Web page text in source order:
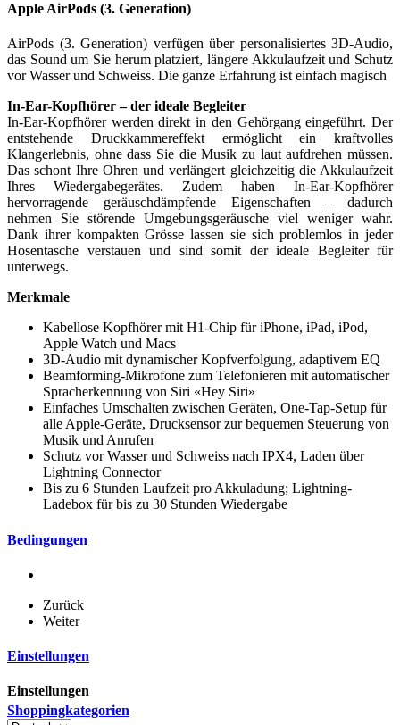
Apple AirPods (3. Generation)
AirPods (3. Generation) verfügen über personalisiertes 3D-Audio,
das Sound um Sie herum platziert, längere Akkulaufzeit und Schutz
vor Wasser und Schweiss. Die ganze Erfahrung ist einfach magisch
In-Ear-Kopfhörer – der ideale Begleiter
In-Ear-Kopfhörer werden direkt in den Gehörgang eingeführt. Der
entstehende Druckkammereffekt ermöglicht ein kraftvolles
Klangerlebnis, ohne dass Sie die Musik zu laut aufdrehen müssen.
Das schont Ihre Ohren und verlängert gleichzeitig die Akkulaufzeit
Ihres Wiedergabegerätes. Zudem haben In-Ear-Kopfhörer
hervorragende geräuschdämpfende Eigenschaften – dadurch
nehmen Sie störende Umgebungsgeräusche viel weniger wahr.
Dank ihrer kompakten Grösse lassen sie sich problemlos in jeder
Hosentasche verstauen und sind somit der ideale Begleiter für
unterwegs.
Merkmale
Kabellose Kopfhörer mit H1-Chip für iPhone, iPad, iPod,
Apple Watch und Macs
3D-Audio mit dynamischer Kopfverfolgung, adaptivem EQ
Beamforming-Mikrofone zum Telefonieren mit automatischer
Spracherkennung von Siri «Hey Siri»
Einfaches Umschalten zwischen Geräten, One-Tap-Setup für
alle Apple-Geräte, Drucksensor zur bequemen Steuerung von
Musik und Anrufen
Schutz vor Wasser und Schweiss nach IPX4, Laden über
Lightning Connector
Bis zu 6 Stunden Laufzeit pro Akkuladung; Lightning-
Ladebox für bis zu 30 Stunden Wiedergabe
Bedingungen
Zurück
Weiter
Einstellungen
Einstellungen
Shoppingkategorien